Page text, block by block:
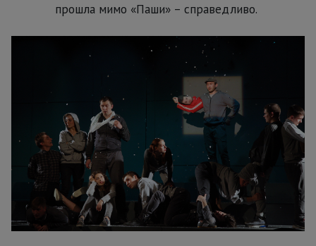
прошла мимо «Паши» – справедливо.